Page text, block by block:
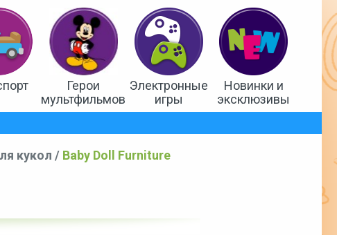
Герои
мультфильмов
Электронные
игры
Новинки и
эксклюзивы
кукол / Baby Doll Furniture